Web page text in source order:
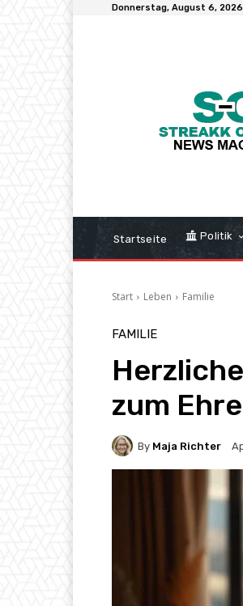
Donnerstag, August 6, 2026
Startseite Politik
Start Leben Familie
FAMILIE
zum
By Maja Richter